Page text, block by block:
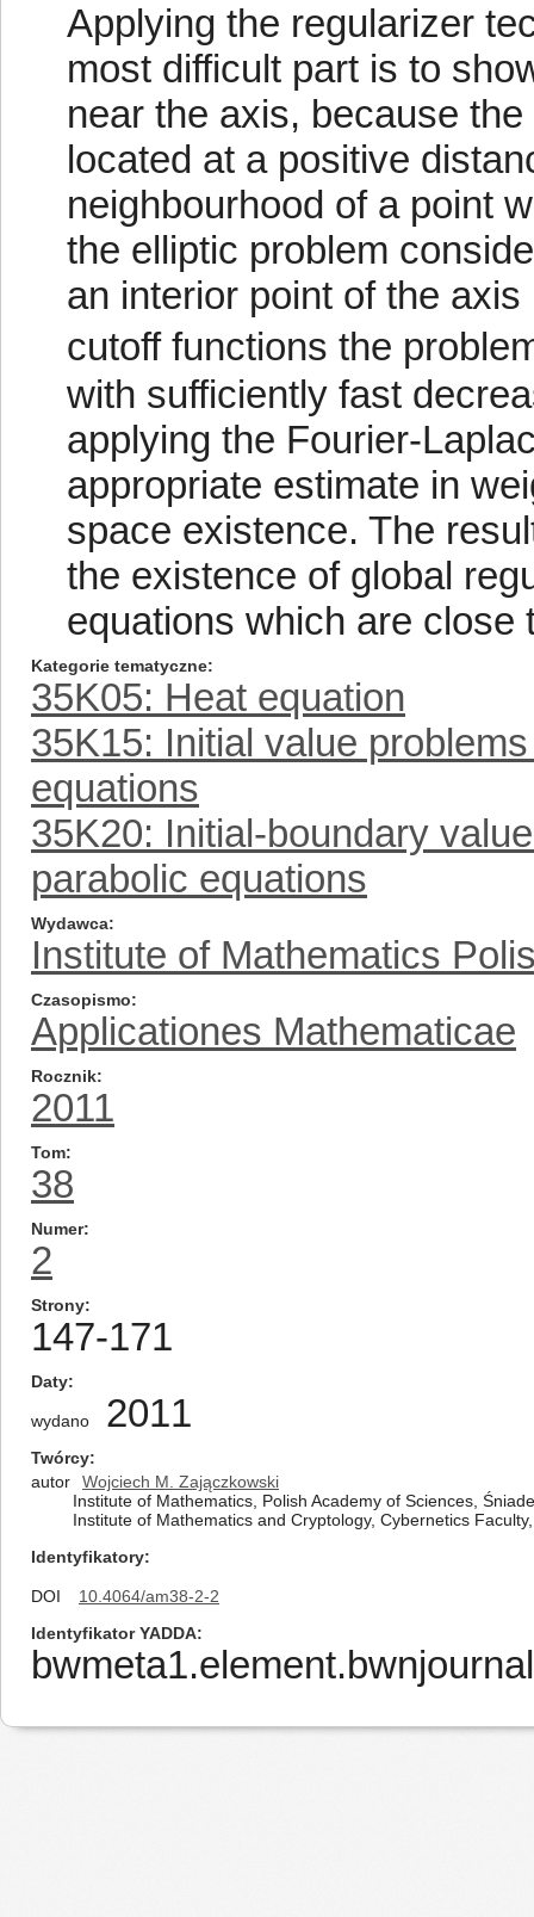
Applying the regularizer
most difficult part is to
near the axis, because
located at a positive
neighbourhood of a point
the elliptic problem
an interior point of the
cutoff functions the
with sufficiently fast
applying the Fourier-
appropriate estimate in
space existence. The
the existence of global
equations which are
Kategorie tematyczne
35K05: Heat equation
35K15: Initial value
equations
35K20: Initial-boundary
parabolic equations
Wydawca
Institute of Mathematics
Czasopismo
Applicationes Mathematicae
Rocznik
2011
Tom
38
Numer
2
Strony
147-171
Daty
wydano 2011
Twórcy
autor
Wojciech M. Zajączkowski
Institute of Mathematics, Polish Academy of Sciences,
Institute of Mathematics and Cryptology, Cybernetics
Identyfikatory
DOI
10.4064/am38-2-2
Identyfikator YADDA